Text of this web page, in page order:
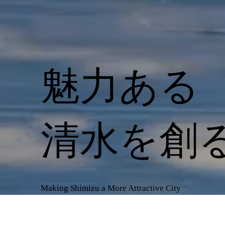
魅力ある
清水を​創
Making Shimizu a More Attractive City